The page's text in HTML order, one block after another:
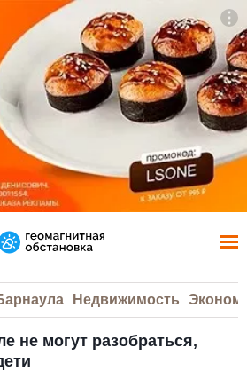
Недвижимость
не могут разобраться,